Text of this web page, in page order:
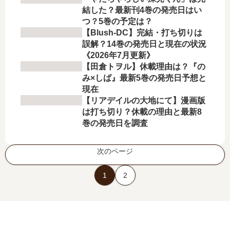
結した？最新刊4巻の発売日はい
つ？5巻の予定は？
【Blush-DC】完結・打ち切りは
誤解？14巻の発売日と現在の状況
《2026年7月更新》
【田倉トヲル】休載理由は？『の
み×しば』最新5巻の発売日予想と
現在
【リアデイルの大地にて】漫画版
は打ち切り？休載の理由と最新8
巻の発売日を調査
次のページ
1 2